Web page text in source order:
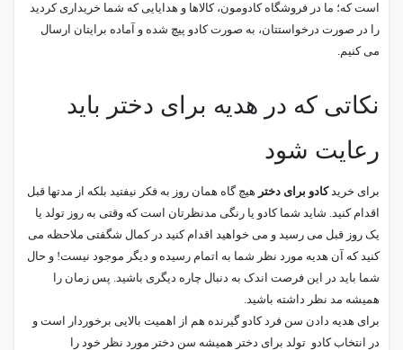
است که؛ ما در فروشگاه کادومون، کالاها و هدایایی که شما خریداری کردید
را در صورت درخواستتان، به صورت کادو پیچ شده و آماده برایتان ارسال
می کنیم.
نکاتی که در هدیه برای دختر باید
رعایت شود
برای خریدکادو برای دختر هیچ گاه همان روز به فکر نیفتید بلکه از مدتها قبل
اقدام کنید. شاید شما کادو یا رنگی مدنظرتان است که وقتی به روز تولد یا
یک روز قبل می رسید و می خواهید اقدام کنید در کمال شگفتی ملاحظه می
کنید که آن هدیه مورد نظر شما به اتمام رسیده و دیگر موجود نیست! و حال
شما باید در این فرصت اندک به دنبال چاره دیگری باشید. پس زمان را
همیشه مد نظر داشته باشید.
برای هدیه دادن سن فرد کادو گیرنده هم از اهمیت بالایی برخوردار است و
در انتخاب کادو تولد برای دختر همیشه سن دختر مورد نظر خود را